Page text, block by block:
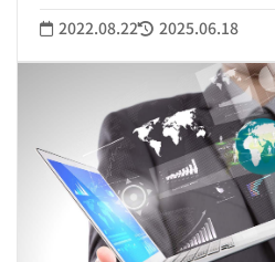
2022.08.22 2025.06.18